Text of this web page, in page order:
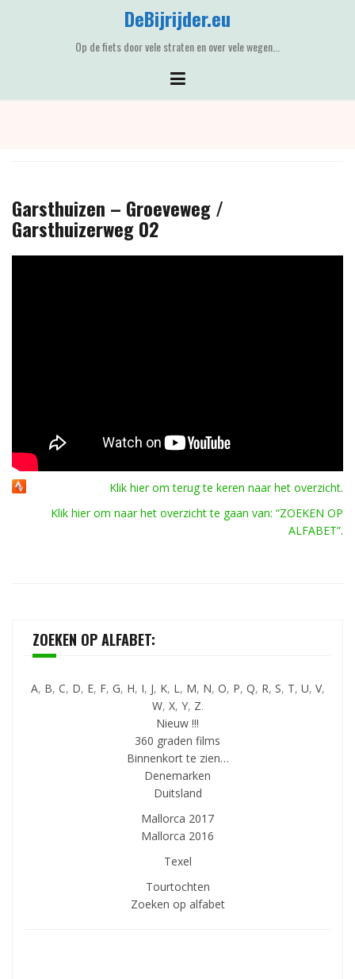
DeBijrijder.eu
Op de fiets door vele straten en over vele wegen...
Garsthuizen – Groeveweg /
Garsthuizerweg 02
Klik hier om terug te keren naar het overzicht.
Klik hier om naar het overzicht te gaan van: “ZOEKEN OP
ALFABET”.
ZOEKEN OP ALFABET:
A, B, C, D, E, F, G, H, I, J, K, L, M, N, O, P, Q, R, S, T, U, V,
W, X, Y, Z.
Nieuw !!!
360 graden films
Binnenkort te zien…
Denemarken
Duitsland
Mallorca 2017
Mallorca 2016
Texel
Tourtochten
Zoeken op alfabet